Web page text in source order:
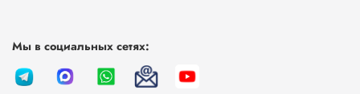
Мы в социальных сетях: